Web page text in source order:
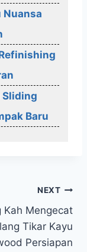
Nuansa
Sliding
Baru
NEXT
Kah Mengecat
Tikar Kayu
Persiapan